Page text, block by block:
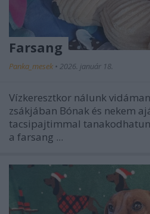
Farsang
Panka_mesek • 2026. január 18.
Vízkeresztkor nálunk
zsákjában Bónak és nekem
tacsipajtimmal
a farsang ...